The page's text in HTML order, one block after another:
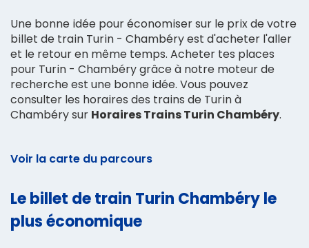
Une bonne idée pour économiser sur le prix de votre
billet de train Turin - Chambéry est d'acheter l'aller
et le retour en même temps. Acheter tes places
pour Turin - Chambéry grâce à notre moteur de
recherche est une bonne idée. Vous pouvez
consulter les horaires des trains de Turin à
Chambéry sur Horaires Trains Turin Chambéry.
Voir la carte du parcours
Le billet de train Turin Chambéry le
plus économique